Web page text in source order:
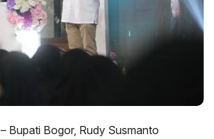
– Bupati Bogor, Rudy Susmanto